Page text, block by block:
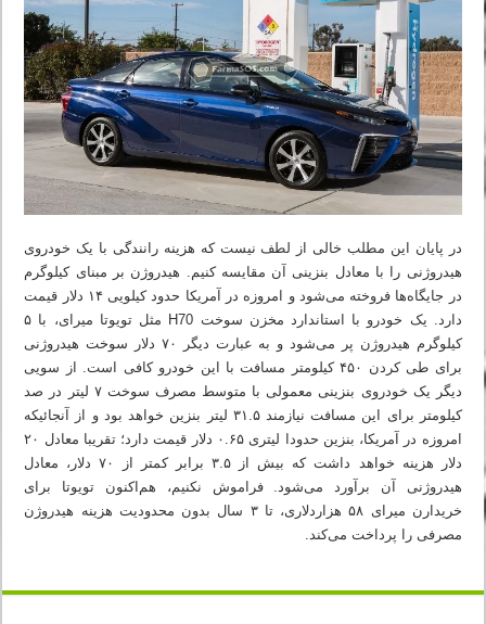
در پایان این مطلب خالی از لطف نیست که هزینه رانندگی با یک خودروی
هیدروژنی را با معادل بنزینی آن مقایسه کنیم. هیدروژن بر مبنای کیلوگرم
در جایگاه‌ها فروخته می‌شود و امروزه در آمریکا حدود کیلویی ۱۴ دلار قیمت
دارد. یک خودرو با استاندارد مخزن سوخت H70 مثل تویوتا میرای، با ۵
کیلوگرم هیدروژن پر می‌شود و به عبارت دیگر ۷۰ دلار سوخت هیدروژنی
برای طی کردن ۴۵۰ کیلومتر مسافت با این خودرو کافی است. از سویی
دیگر یک خودروی بنزینی معمولی با متوسط مصرف سوخت ۷ لیتر در صد
کیلومتر برای این مسافت نیازمند ۳۱.۵ لیتر بنزین خواهد بود و از آنجائیکه
امروزه در آمریکا، بنزین حدودا لیتری ۰.۶۵ دلار قیمت دارد؛ تقریبا معادل ۲۰
دلار هزینه خواهد داشت که بیش از ۳.۵ برابر کمتر از ۷۰ دلار، معادل
هیدروژنی آن برآورد می‌شود. فراموش نکنیم، هم‌اکنون تویوتا برای
خریدارن میرای ۵۸ هزاردلاری، تا ۳ سال بدون محدودیت هزینه هیدروژن
مصرفی را پرداخت می‌کند.